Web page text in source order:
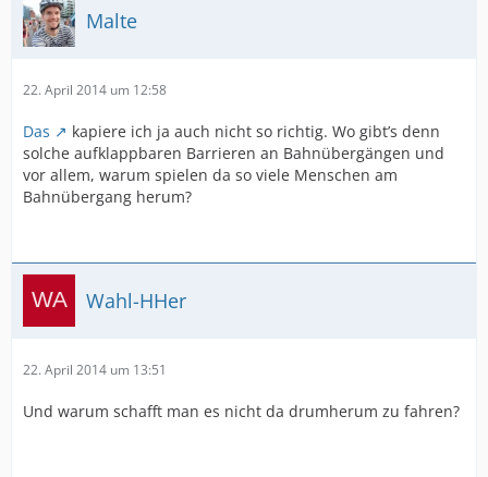
Malte
22. April 2014 um 12:58
Das
kapiere ich ja auch nicht so richtig. Wo gibt’s denn
solche aufklappbaren Barrieren an Bahnübergängen und
vor allem, warum spielen da so viele Menschen am
Bahnübergang herum?
Wahl-HHer
22. April 2014 um 13:51
Und warum schafft man es nicht da drumherum zu fahren?